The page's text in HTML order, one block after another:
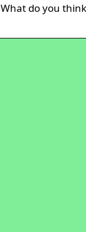
do you